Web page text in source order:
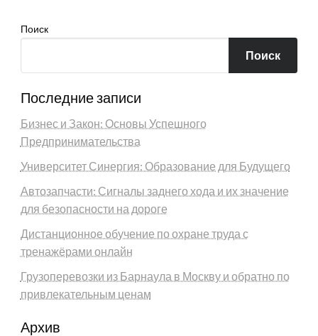
Поиск
Поиск
Последние записи
Бизнес и Закон: Основы Успешного
Предпринимательства
Университет Синергия: Образование для Будущего
Автозапчасти: Сигналы заднего хода и их значение
для безопасности на дороге
Дистанционное обучение по охране труда с
тренажёрами онлайн
Грузоперевозки из Барнаула в Москву и обратно по
привлекательным ценам
Архив